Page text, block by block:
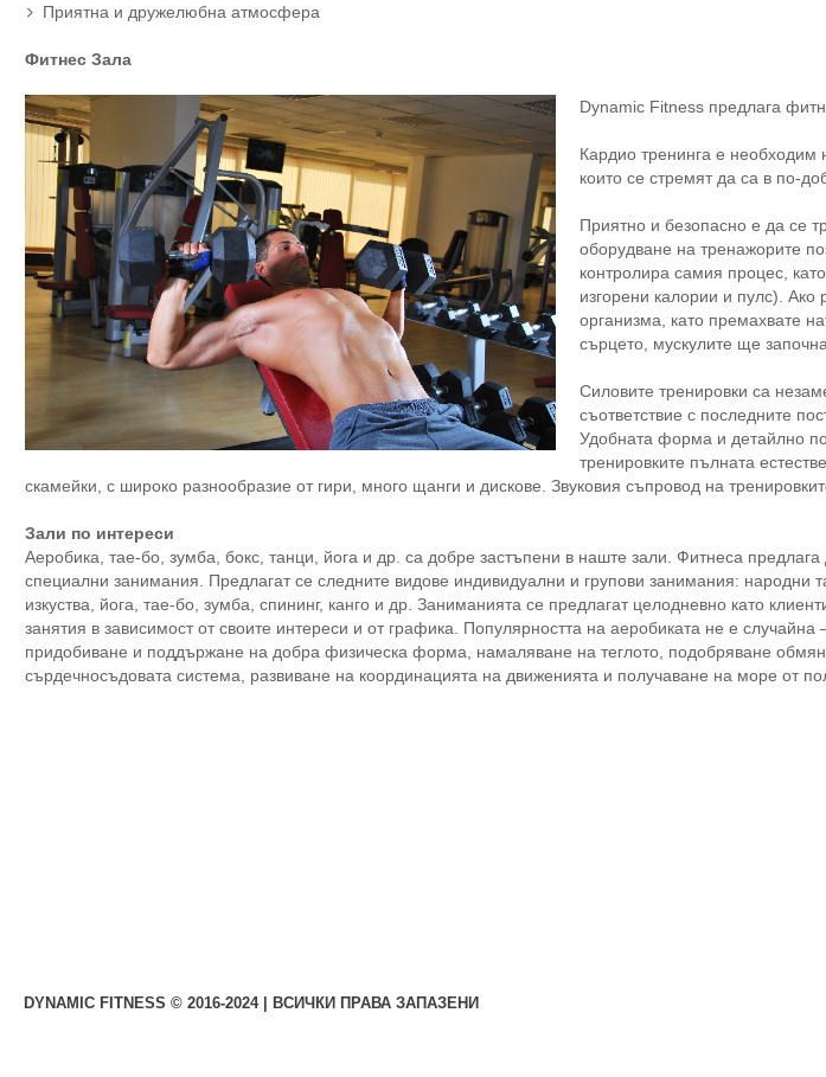
Приятна и дружелюбна атмосфера
Фитнес Зала
Dynamic Fitness предлага
Кардио тренинга е необходим
които се стремят да са в по-
Приятно и безопасно е да се
оборудване на тренажорите
контролира самия процес,
изгорени калории и пулс). Ако
организма, като премахвате
сърцето, мускулите ще
Силовите тренировки са
съответствие с последните
Удобната форма и детайлно
тренировките пълната
скамейки, с широко разнообразие от гири, много щанги и дискове. Звуковия съпровод на
Зали по интереси
Аеробика, тае-бо, зумба, бокс, танци, йога и др. са добре застъпени в наште зали. Фитнеса предлага
специални занимания. Предлагат се следните видове индивидуални и групови занимания: народни
изкуства, йога, тае-бо, зумба, спининг, канго и др. Заниманията се предлагат целодневно като
занятия в зависимост от своите интереси и от графика. Популярността на аеробиката не е
придобиване и поддържане на добра физическа форма, намаляване на теглото, подобряване
сърдечносъдовата система, развиване на координацията на движенията и получаване на море от
DYNAMIC FITNESS © 2016-2024 | ВСИЧКИ ПРАВА ЗАПАЗЕНИ